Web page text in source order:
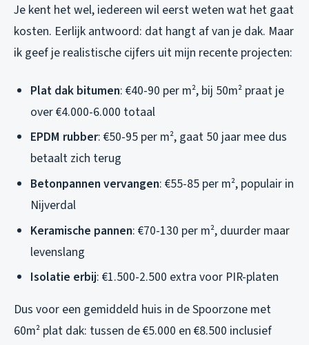
Je kent het wel, iedereen wil eerst weten wat het gaat
kosten. Eerlijk antwoord: dat hangt af van je dak. Maar
ik geef je realistische cijfers uit mijn recente projecten:
Plat dak bitumen: €40-90 per m², bij 50m² praat je
over €4.000-6.000 totaal
EPDM rubber: €50-95 per m², gaat 50 jaar mee dus
betaalt zich terug
Betonpannen vervangen: €55-85 per m², populair in
Nijverdal
Keramische pannen: €70-130 per m², duurder maar
levenslang
Isolatie erbij: €1.500-2.500 extra voor PIR-platen
Dus voor een gemiddeld huis in de Spoorzone met
60m² plat dak: tussen de €5.000 en €8.500 inclusief